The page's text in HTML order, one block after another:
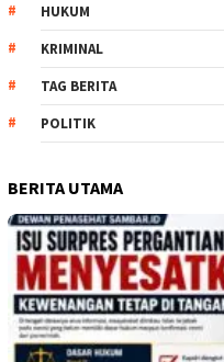
HUKUM
KRIMINAL
TAG BERITA
POLITIK
BERITA UTAMA